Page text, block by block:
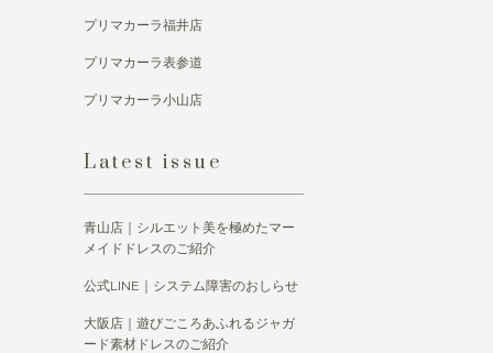
プリマカーラ福井店
プリマカーラ表参道
プリマカーラ小山店
Latest issue
青山店｜シルエット美を極めたマー
メイドドレスのご紹介
公式LINE｜システム障害のおしらせ
大阪店｜遊びごころあふれるジャガ
ード素材ドレスのご紹介